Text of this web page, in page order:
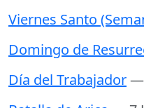
Viernes Santo
Domingo de
Día del Trabajador—